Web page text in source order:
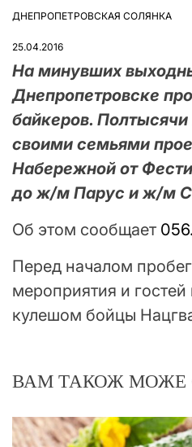
ОПУБЛІКУВАТИ
ДНЕПРОПЕТРОВСКАЯ СОЛЯНКА
25.04.2016
На минувших
Днепропетровске
байкеров.
своими семьями
Набережной от
до ж/м Парус и ж/м
Об этом сообщает
Перед началом
мероприятия и
кулешом бойцы
ВАМ ТАКОЖ МОЖЕ